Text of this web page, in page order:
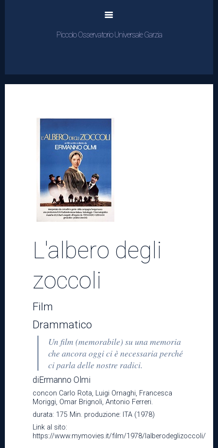
Piccolo Osservatorio Universale Garzia
Cinema
Rassegne
News
Informazioni
Trasparenza
L'albero degli
zoccoli
Film
Drammatico
Un film (memorabile) su una memoria
che ancora oggi ci è necessaria perché
ci parla delle nostre radici.
diErmanno Olmi
concon Carlo Rota, Luigi Ornaghi, Francesca
Moriggi, Omar Brignoli, Antonio Ferreri.
durata: 175 Min. produzione: ITA (1978)
Link al sito:
https://www.mymovies.it/film/1978/lalberodeglizoccoli/